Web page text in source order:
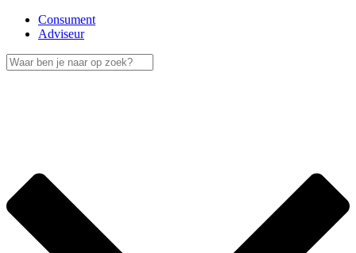
Consument
Adviseur